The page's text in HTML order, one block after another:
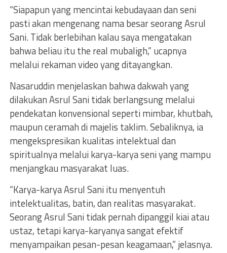
“Siapapun yang mencintai kebudayaan dan seni
pasti akan mengenang nama besar seorang Asrul
Sani. Tidak berlebihan kalau saya mengatakan
bahwa beliau itu the real mubaligh,” ucapnya
melalui rekaman video yang ditayangkan.
Nasaruddin menjelaskan bahwa dakwah yang
dilakukan Asrul Sani tidak berlangsung melalui
pendekatan konvensional seperti mimbar, khutbah,
maupun ceramah di majelis taklim. Sebaliknya, ia
mengekspresikan kualitas intelektual dan
spiritualnya melalui karya-karya seni yang mampu
menjangkau masyarakat luas.
“Karya-karya Asrul Sani itu menyentuh
intelektualitas, batin, dan realitas masyarakat.
Seorang Asrul Sani tidak pernah dipanggil kiai atau
ustaz, tetapi karya-karyanya sangat efektif
menyampaikan pesan-pesan keagamaan,” jelasnya.